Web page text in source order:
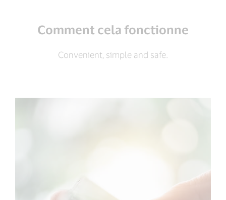
Comment cela fonctionne
Convenient, simple and safe.